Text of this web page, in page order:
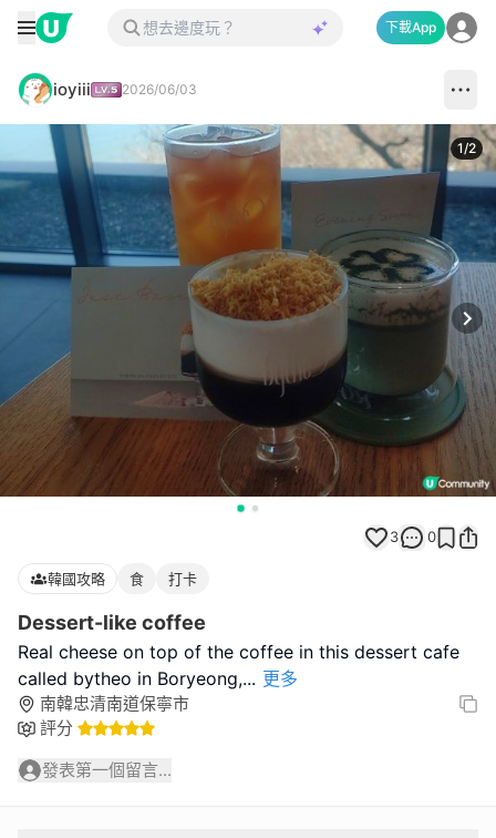
下載App
ioyiii 2026/06/03
1/2
3 0
韓國攻略 食 打卡
Dessert-like coffee
Real cheese on top of the coffee in this dessert cafe
called bytheo in Boryeong,... 更多
南韓忠清南道保寧市
評分
發表第一個留言...